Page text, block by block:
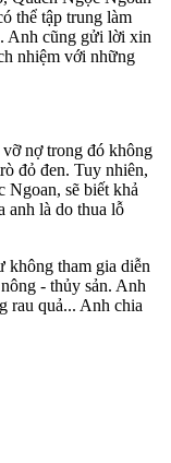
thể tập trung làm
Anh cũng gửi lời xin
nhiệm với những
nợ trong đó không
đỏ đen. Tuy nhiên,
Ngoan, sẽ biết khả
anh là do thua lỗ
không tham gia diễn
- thủy sản. Anh
rau quả... Anh chia